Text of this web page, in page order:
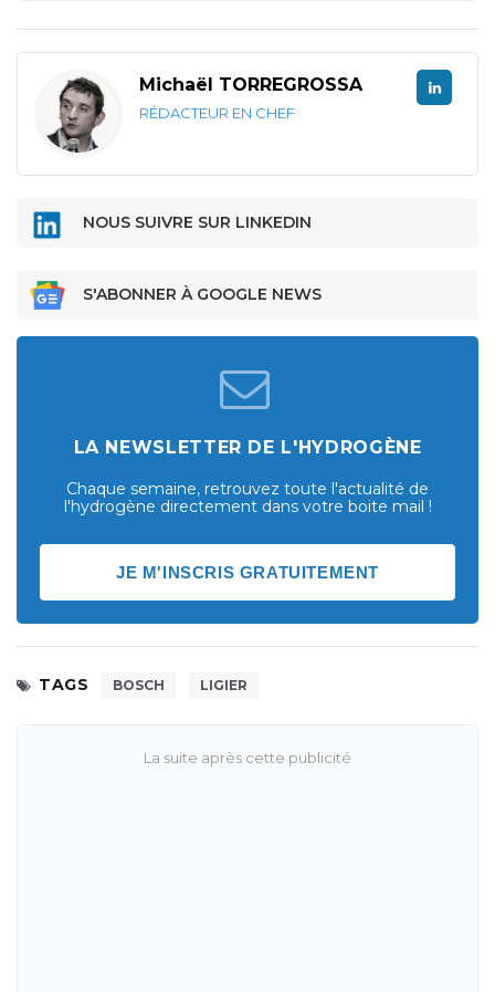
Michaël TORREGROSSA
RÉDACTEUR EN CHEF
NOUS SUIVRE SUR LINKEDIN
S'ABONNER À GOOGLE NEWS
LA NEWSLETTER DE L'HYDROGÈNE
Chaque semaine, retrouvez toute l'actualité de
l'hydrogène directement dans votre boite mail !
JE M'INSCRIS GRATUITEMENT
TAGS BOSCH LIGIER